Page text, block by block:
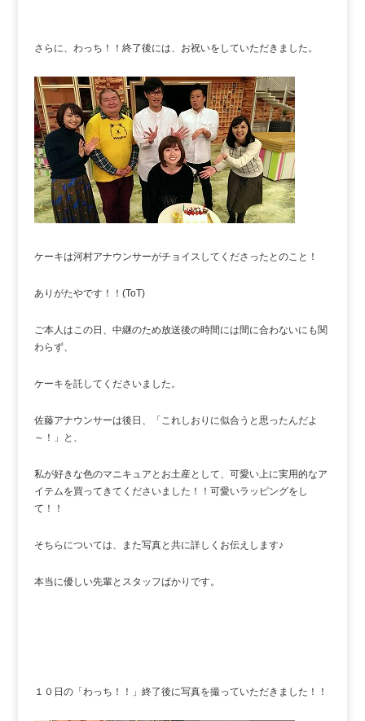
さらに、わっち！！終了後には、お祝いをしていただきました。
ケーキは河村アナウンサーがチョイスしてくださったとのこと！
ありがたやです！！(ToT)
ご本人はこの日、中継のため放送後の時間には間に合わないにも関
わらず、
ケーキを託してくださいました。
佐藤アナウンサーは後日、「これしおりに似合うと思ったんだよ
～！」と、
私が好きな色のマニキュアとお土産として、可愛い上に実用的なア
イテムを買ってきてくださいました！！可愛いラッピングをし
て！！
そちらについては、また写真と共に詳しくお伝えします♪
本当に優しい先輩とスタッフばかりです。
１０日の「わっち！！」終了後に写真を撮っていただきました！！